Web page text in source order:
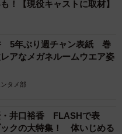
！【現役キャストに取材】
5年ぶり週チャン表紙 巻
アなメガネルームウエア姿
タメ部
・井口裕香 FLASHで表
クの大特集！ 体いじめる